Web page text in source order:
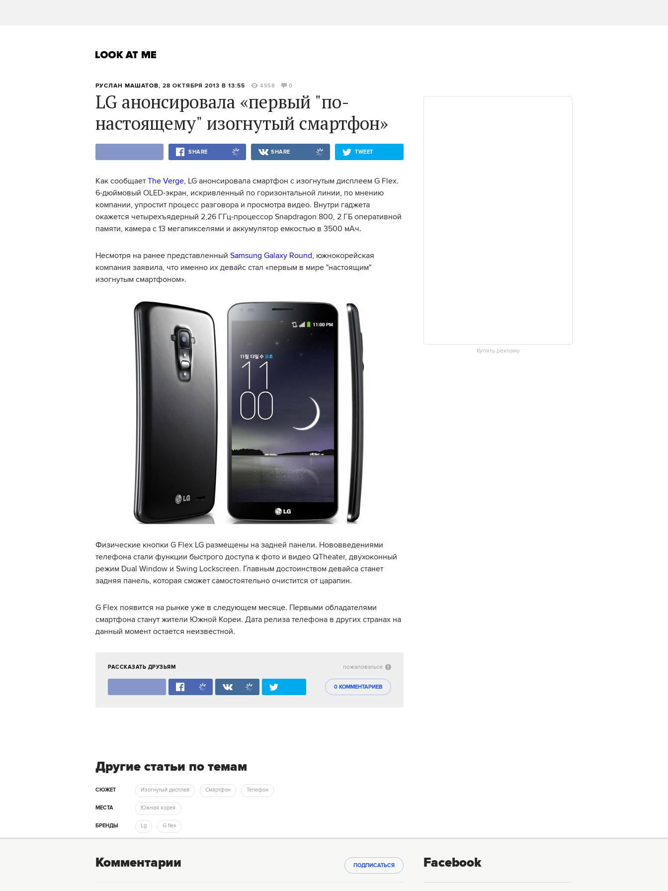
РУСЛАН МАШАТОВ, 28 ОКТЯБРЯ 2013 В 13:55 4558 0
LG анонсировала «первый "по-
настоящему" изогнутый смартфон»
SHARE SHARE TWEET
Как сообщает The Verge, LG анонсировала смартфон с изогнутым дисплеем G Flex.
6-дюймовый OLED-экран, искривленный по горизонтальной линии, по мнению
компании, упростит процесс разговора и просмотра видео. Внутри гаджета
окажется четырехъядерный 2,26 ГГц-процессор Snapdragon 800, 2 ГБ оперативной
памяти, камера с 13 мегапикселями и аккумулятор емкостью в 3500 мАч.
Несмотря на ранее представленный Samsung Galaxy Round, южнокорейская
компания заявила, что именно их девайс стал «первым в мире "настоящим"
изогнутым смартфоном».
Физические кнопки G Flex LG размещены на задней панели. Нововведениями
телефона стали функции быстрого доступа к фото и видео QTheater, двухоконный
режим Dual Window и Swing Lockscreen. Главным достоинством девайса станет
задняя панель, которая сможет самостоятельно очистится от царапин.
G Flex появится на рынке уже в следующем месяце. Первыми обладателями
смартфона станут жители Южной Кореи. Дата релиза телефона в других странах на
данный момент остается неизвестной.
РАССКАЗАТЬ ДРУЗЬЯМ
0 КОММЕНТАРИЕВ
пожаловаться
Купить рекламу
Другие статьи по темам
СЮЖЕТ Изогнутый дисплей Смартфон Телефон
МЕСТА Южная корея
БРЕНДЫ Lg G flex
Комментарии ПОДПИСАТЬСЯ Facebook